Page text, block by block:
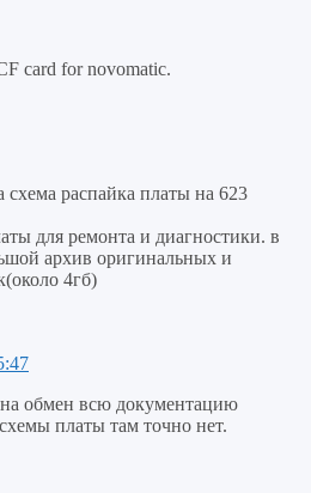
card for novomatic.
распайка платы на 623
для ремонта и диагностики. в
архив оригинальных и
4гб)
обмен всю документацию
платы там точно нет.